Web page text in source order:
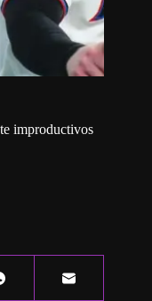
improductivos